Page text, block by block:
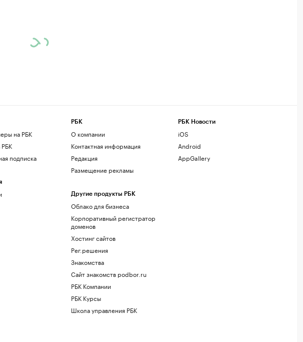
на РБК
РБК
подписка
РБК
О компании
Контактная информация
Редакция
Размещение рекламы
Другие продукты РБК
Облако для бизнеса
Корпоративный регистратор
доменов
Хостинг сайтов
Рег.решения
Знакомства
Сайт знакомств podbor.ru
РБК Компании
РБК Курсы
Школа управления РБК
РБК Новости
iOS
Android
AppGallery